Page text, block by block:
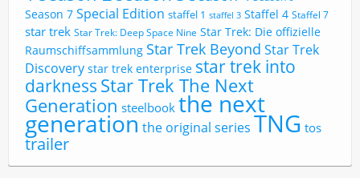
Season 7 Special Edition staffel 1 staffel 3 Staffel 4 Staffel 7
star trek Star Trek: Deep Space Nine Star Trek: Die offizielle
Raumschiffsammlung Star Trek Beyond Star Trek
Discovery star trek enterprise star trek into
darkness Star Trek The Next
Generation steelbook the next
generation the original series TNG tos
trailer